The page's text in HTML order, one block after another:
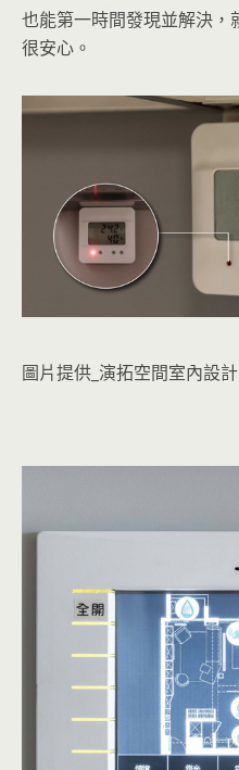
也能第一時間發現並解決
很安心。
圖片提供_演拓空間室內設計